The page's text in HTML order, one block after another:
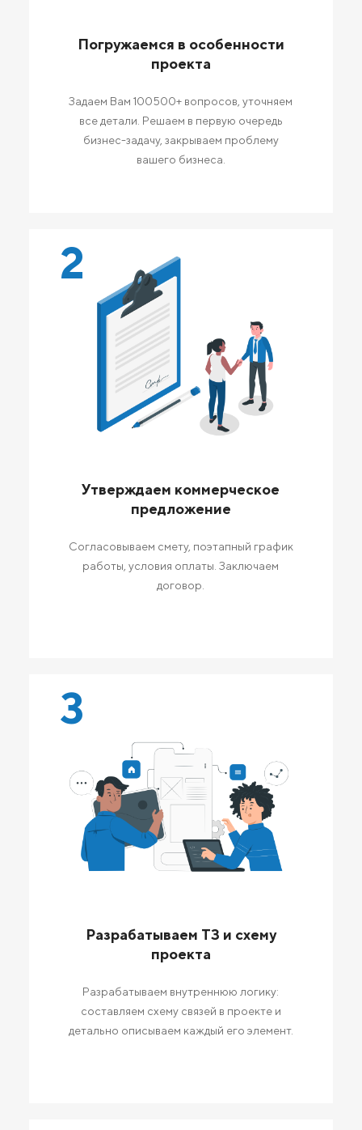
Погружаемся в особенности
проекта
Задаем Вам 100500+ вопросов, уточняем
все детали. Решаем в первую очередь
бизнес-задачу, закрываем проблему
вашего бизнеса.
2
Утверждаем коммерческое
предложение
Согласовываем смету, поэтапный график
работы, условия оплаты. Заключаем
договор.
3
Разрабатываем ТЗ и схему
проекта
Разрабатываем внутреннюю логику:
составляем схему связей в проекте и
детально описываем каждый его элемент.